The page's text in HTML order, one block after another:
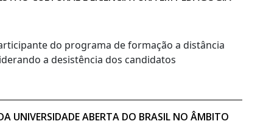
do programa de formação a distância
a desistência dos candidatos
UNIVERSIDADE ABERTA DO BRASIL NO ÂMBITO